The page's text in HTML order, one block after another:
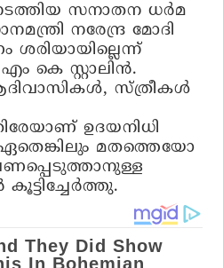
നടത്തിയ സനാതന ധര്‍മ
നരേന്ദ്ര മോദി
ശരിയായില്ലെന്ന്
കെ സ്റ്റാലിന്‍.
സ്ത്രീകള്‍
ഉദയനിധി
മതത്തെയോ
കൂട്ടിച്ചേര്‍ത്തു.